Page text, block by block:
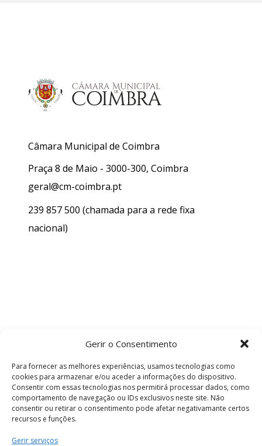
Gerir o Consentimento
Para fornecer as melhores experiências, usamos tecnologias como
cookies para armazenar e/ou aceder a informações do dispositivo.
Consentir com essas tecnologias nos permitirá processar dados, como
comportamento de navegação ou IDs exclusivos neste site. Não
consentir ou retirar o consentimento pode afetar negativamante certos
recursos e funções.
Gerir serviços
Câmara Municipal de Coimbra
Praça 8 de Maio - 3000-300, Coimbra
geral@cm-coimbra.pt
239 857 500 (chamada para a rede fixa
nacional)
Termos e Condições